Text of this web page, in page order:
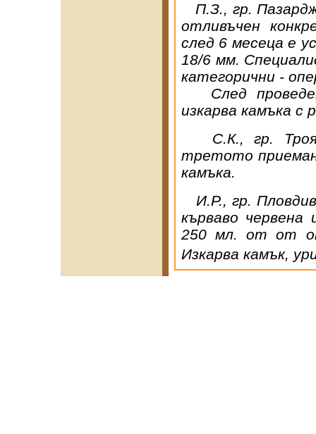
П.З., гр.
отливъчен
след 6 месеца е
18/6 мм.
категорични -
След
изкарва камъка
С.К., гр.
третото
камъка.
И.Р., гр.
кърваво
250 мл. от от
Изкарва камък,